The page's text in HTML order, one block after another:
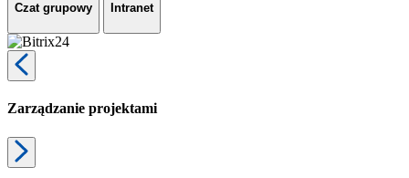
Czat grupowy Intranet
Zarządzanie projektami